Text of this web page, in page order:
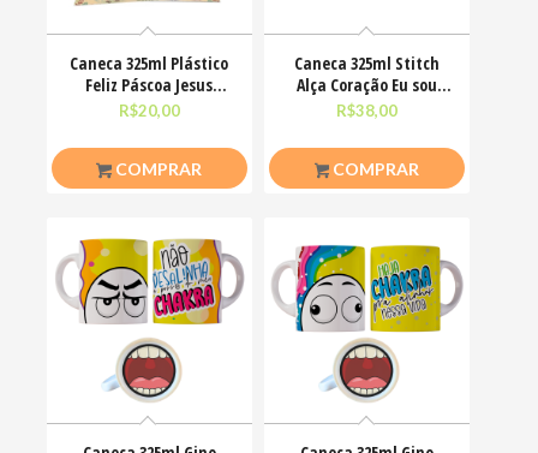
Caneca 325ml Plástico
Feliz Páscoa Jesus
Cristo Coelhinhos
R$20,00
COMPRAR
Caneca 325ml Stitch
Alça Coração Eu sou
uma pessoa calma
R$38,00
COMPRAR